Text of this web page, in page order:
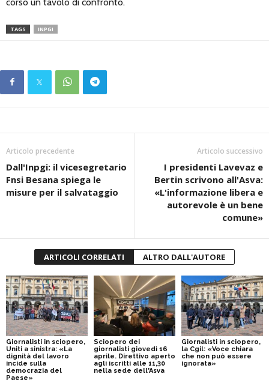
TAGS INPGI
Articolo precedente
Dall'Inpgi: il vicesegretario
Fnsi Besana spiega le
misure per il salvataggio
Articolo successivo
I presidenti Lavevaz e
Bertin scrivono all'Asva:
«L'informazione libera e
autorevole è un bene
comune»
ARTICOLI CORRELATI ALTRO DALL'AUTORE
Giornalisti in sciopero,
Uniti a sinistra: «La
dignità del lavoro
incide sulla
democrazia del
Paese»
Sciopero dei
giornalisti giovedì 16
aprile. Direttivo aperto
agli iscritti alle 11,30
nella sede dell'Asva
Giornalisti in sciopero,
la Cgil: «Voce chiara
che non può essere
ignorata»